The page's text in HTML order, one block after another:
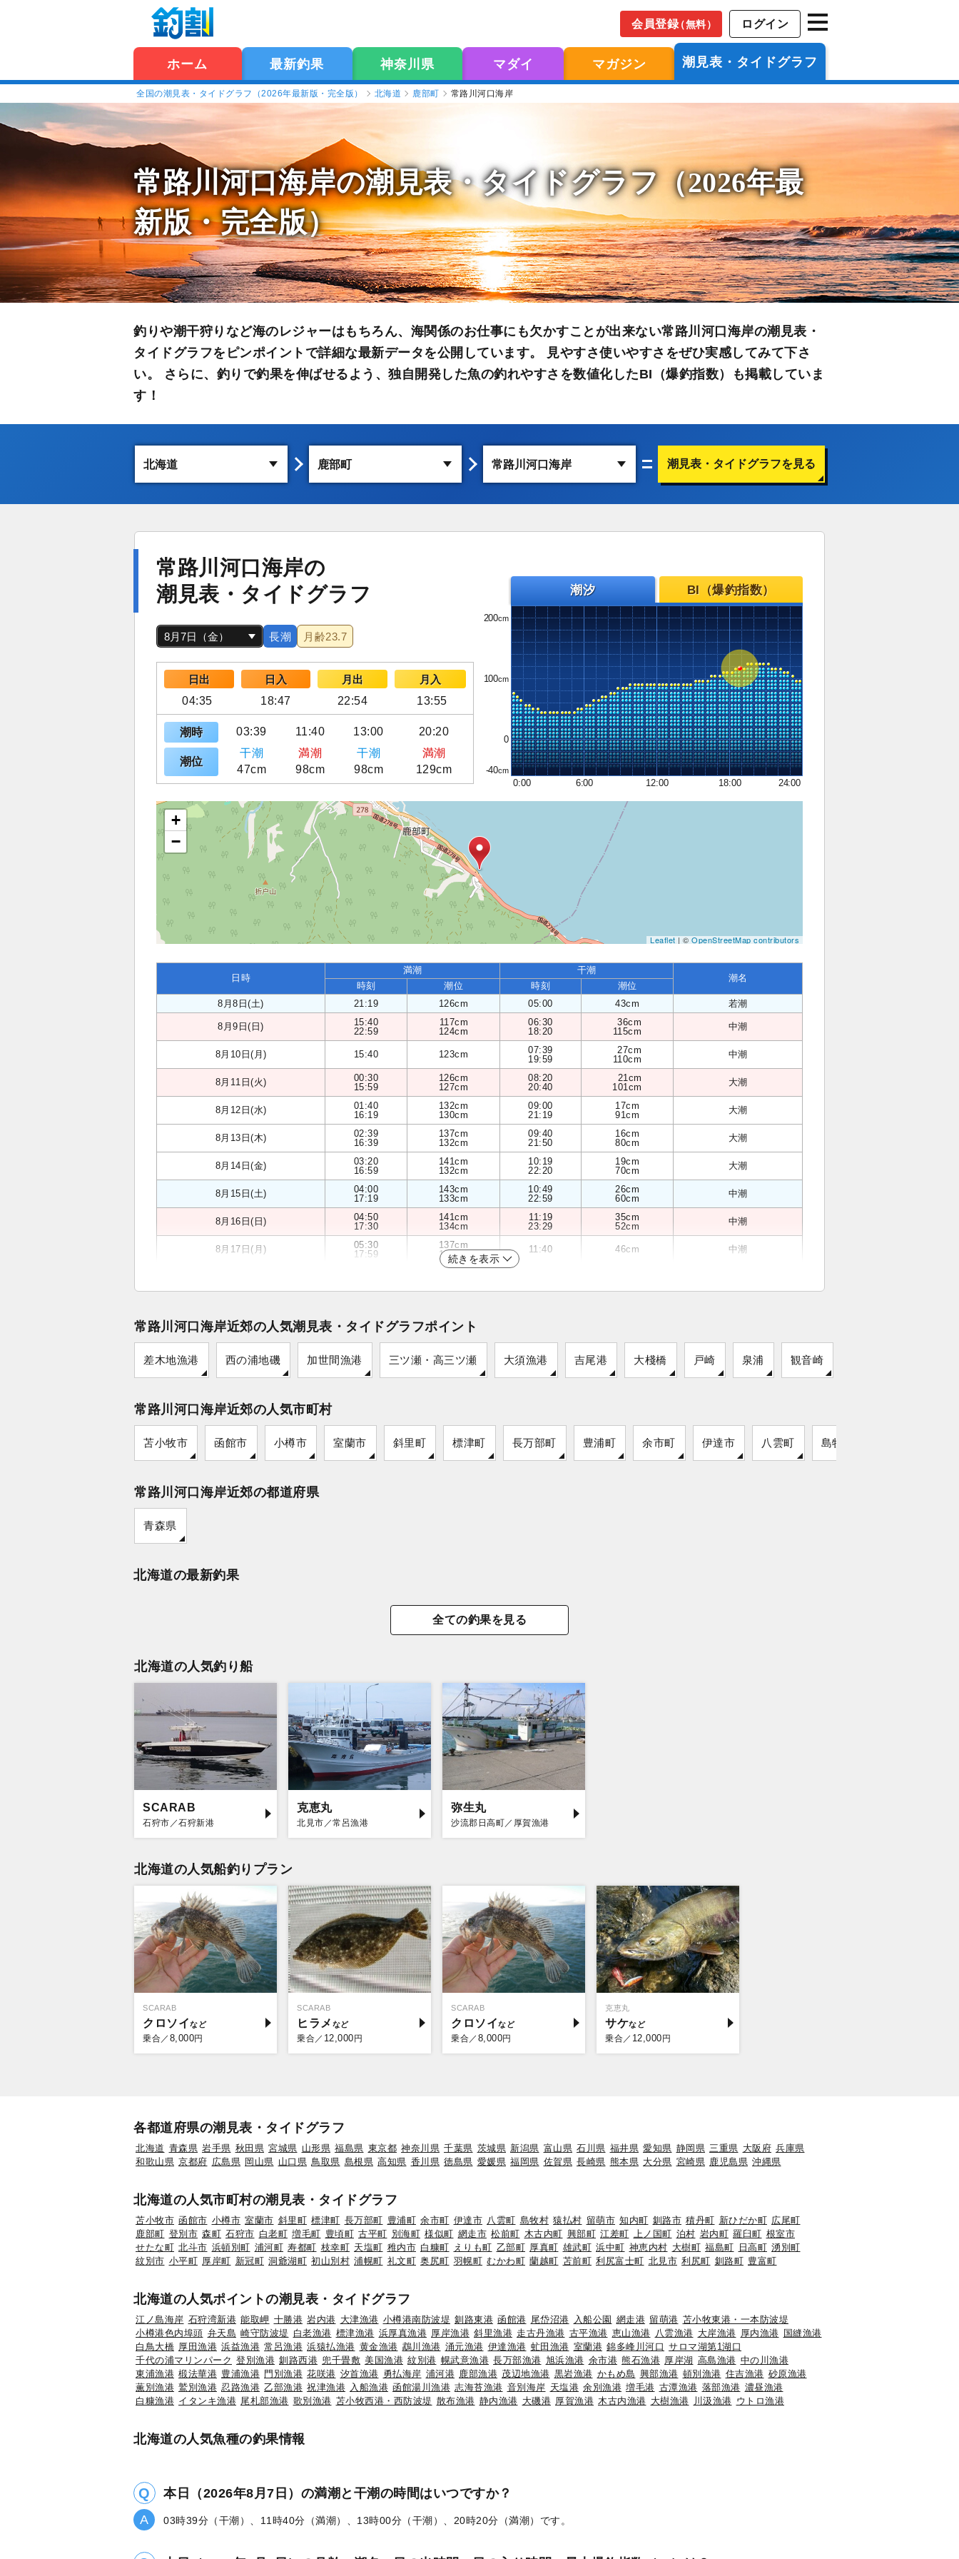
会員登録（無料） ログイン
ホーム 最新釣果 神奈川県 マダイ マガジン 潮見表・タイドグラフ
全国の潮見表・タイドグラフ（2026年最新版・完全版） 北海道 鹿部町 常路川河口海岸
常路川河口海岸の潮見表・タイドグラフ（2026年最
新版・完全版）
釣りや潮干狩りなど海のレジャーはもちろん、海関係のお仕事にも欠かすことが出来ない常路川河口海岸の潮見表・
タイドグラフをピンポイントで詳細な最新データを公開しています。 見やすさ使いやすさをぜひ実感してみて下さ
い。 さらに、釣りで釣果を伸ばせるよう、独自開発した魚の釣れやすさを数値化したBI（爆釣指数）も掲載していま
す！
潮見表・タイドグラフを見る
常路川河口海岸の
潮見表・タイドグラフ
長潮 月齢23.7
日出 日入 月出
月入
04:35
18:47 22:54 13:55
潮時 03:39 11:40 13:00 20:20
潮位
干潮 満潮 干潮
満潮
47cm
98cm 98cm 129cm
潮汐 BI（爆釣指数）
200
100
0
-40
0:00
6:00 12:00 18:00 24:00
+
−
Leaflet| ©OpenStreetMap contributors
日時
満潮 干潮
潮名
時刻 潮位 時刻
潮位
8月8日(土)
21:19 126cm 05:00 43cm 若潮
8月9日(日)
15:40
22:59
117cm
124cm
06:30
18:20
36cm
115cm
中潮
8月10日(月) 15:40 123cm
07:39
19:59
27cm
110cm
中潮
8月11日(火)
00:30
15:59
126cm
127cm
08:20
20:40
21cm
101cm
大潮
8月12日(水)
01:40
16:19
132cm
130cm
09:00
21:19
17cm
91cm
大潮
8月13日(木)
02:39
16:39
137cm
132cm
09:40
21:50
16cm
80cm
大潮
8月14日(金)
03:20
16:59
141cm
132cm
10:19
22:20
19cm
70cm
大潮
8月15日(土)
04:00
17:19
143cm
133cm
10:49
22:59
26cm
60cm
中潮
8月16日(日)
04:50
17:30
141cm
134cm
11:19
23:29
35cm
52cm
中潮
8月17日(月)
05:30
17:59
137cm
134cm
11:40 46cm 中潮
続きを表示
常路川河口海岸近郊の人気潮見表・タイドグラフポイント
差木地漁港 西の浦地磯 加世間漁港 三ツ瀬・高三ツ瀬 大須漁港 吉尾港 大棧橋 戸崎 泉浦 観音崎
常路川河口海岸近郊の人気市町村
苫小牧市 函館市 小樽市 室蘭市 斜里町 標津町 長万部町 豊浦町 余市町 伊達市 八雲町 島牧村
常路川河口海岸近郊の都道府県
青森県
北海道の最新釣果
全ての釣果を見る
北海道の人気釣り船
SCARAB
石狩市／石狩新港
克恵丸
北見市／常呂漁港
弥生丸
沙流郡日高町／厚賀漁港
北海道の人気船釣りプラン
SCARAB
クロソイ
乗合／ 8,000円
SCARAB
ヒラメ
乗合／ 12,000円
SCARAB
クロソイ
乗合／ 8,000円
克恵丸
サケ
乗合／ 12,000円
各都道府県の潮見表・タイドグラフ
北海道 青森県 岩手県 秋田県 宮城県 山形県 福島県 東京都 神奈川県 千葉県 茨城県 新潟県 富山県 石川県 福井県 愛知県 静岡県 三重県 大阪府 兵庫県
和歌山県 京都府 広島県 岡山県 山口県 鳥取県 島根県 高知県 香川県 徳島県 愛媛県 福岡県 佐賀県 長崎県 熊本県 大分県 宮崎県 鹿児島県 沖縄県
北海道の人気市町村の潮見表・タイドグラフ
苫小牧市 函館市 小樽市 室蘭市 斜里町 標津町 長万部町 豊浦町 余市町 伊達市 八雲町 島牧村 猿払村 留萌市 知内町 釧路市 積丹町 新ひだか町 広尾町
鹿部町 登別市 森町 石狩市 白老町 増毛町 豊頃町 古平町 別海町 様似町 網走市 松前町 木古内町 興部町 江差町 上ノ国町 泊村 岩内町 羅臼町 根室市
せたな町 北斗市 浜頓別町 浦河町 寿都町 枝幸町 天塩町 稚内市 白糠町 えりも町 乙部町 厚真町 雄武町 浜中町 神恵内村 大樹町 福島町 日高町 湧別町
紋別市 小平町 厚岸町 新冠町 洞爺湖町 初山別村 浦幌町 礼文町 奥尻町 羽幌町 むかわ町 蘭越町 苫前町 利尻富士町 北見市 利尻町 釧路町 豊富町
北海道の人気ポイントの潮見表・タイドグラフ
江ノ島海岸 石狩湾新港 能取岬 十勝港 岩内港 大津漁港 小樽港南防波堤 釧路東港 函館港 尾岱沼港 入船公園 網走港 留萌港 苫小牧東港・一本防波堤
小樽港色内埠頭 弁天島 崎守防波堤 白老漁港 標津漁港 浜厚真漁港 厚岸漁港 斜里漁港 走古丹漁港 古平漁港 恵山漁港 八雲漁港 大岸漁港 厚内漁港 国縫漁港
白鳥大橋 厚田漁港 浜益漁港 常呂漁港 浜猿払漁港 黄金漁港 鵡川漁港 涌元漁港 伊達漁港 虻田漁港 室蘭港 錦多峰川河口 サロマ湖第1湖口
千代の浦マリンパーク 登別漁港 釧路西港 兜千畳敷 美国漁港 紋別港 幌武意漁港 長万部漁港 旭浜漁港 余市港 熊石漁港 厚岸湖 高島漁港 中の川漁港
東浦漁港 椴法華港 豊浦漁港 門別漁港 花咲港 汐首漁港 勇払海岸 浦河港 鹿部漁港 茂辺地漁港 黒岩漁港 かもめ島 興部漁港 頓別漁港 住吉漁港 砂原漁港
薫別漁港 鷲別漁港 忍路漁港 乙部漁港 祝津漁港 入船漁港 函館湯川漁港 志海苔漁港 音別海岸 天塩港 余別漁港 増毛港 古潭漁港 落部漁港 濃昼漁港
白糠漁港 イタンキ漁港 尾札部漁港 歌別漁港 苫小牧西港・西防波堤 散布漁港 静内漁港 大磯港 厚賀漁港 木古内漁港 大樹漁港 川汲漁港 ウトロ漁港
北海道の人気魚種の釣果情報
本日（2026年8月7日）の満潮と干潮の時間はいつですか？
03時39分（干潮）、11時40分（満潮）、13時00分（干潮）、20時20分（満潮）です。